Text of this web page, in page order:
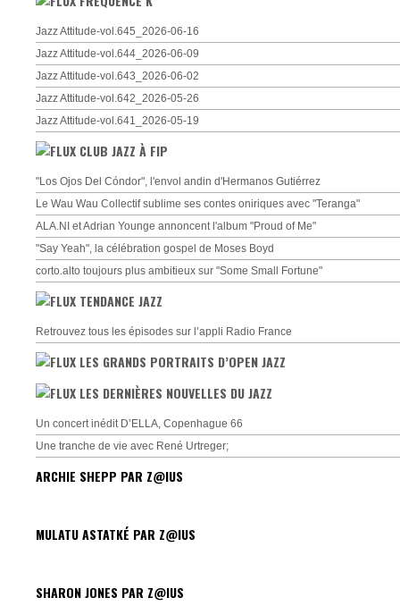
Jazz Attitude-vol.645_2026-06-16
Jazz Attitude-vol.644_2026-06-09
Jazz Attitude-vol.643_2026-06-02
Jazz Attitude-vol.642_2026-05-26
Jazz Attitude-vol.641_2026-05-19
CLUB JAZZ À FIP
"Los Ojos Del Cóndor", l'envol andin d'Hermanos Gutiérrez
Le Wau Wau Collectif sublime ses contes oniriques avec "Teranga"
ALA.NI et Adrian Younge annoncent l'album "Proud of Me"
"Say Yeah", la célébration gospel de Moses Boyd
corto.alto toujours plus ambitieux sur "Some Small Fortune"
TENDANCE JAZZ
Retrouvez tous les épisodes sur l’appli Radio France
LES GRANDS PORTRAITS D’OPEN JAZZ
LES DERNIÈRES NOUVELLES DU JAZZ
Un concert inédit D’ELLA, Copenhague 66
Une tranche de vie avec René Urtreger;
ARCHIE SHEPP PAR Z@IUS
MULATU ASTATKÉ PAR Z@IUS
SHARON JONES PAR Z@IUS